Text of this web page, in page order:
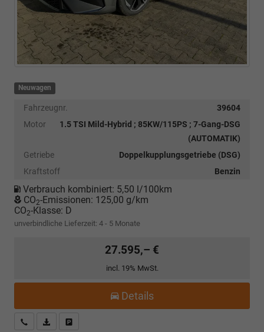
Neuwagen
Fahrzeugnr.
39604
Motor
1.5 TSI Mild-Hybrid ; 85KW/115PS ; 7-Gang-DSG
(AUTOMATIK)
Getriebe
Doppelkupplungsgetriebe (DSG)
Kraftstoff
Benzin
Verbrauch kombiniert: 5,50 l/100km
CO2-Emissionen: 125,00 g/km
CO2-Klasse: D
unverbindliche Lieferzeit: 4 - 5 Monate
27.595,– €
incl. 19% MwSt.
Details
Kostenloser Rückruf-Service
PDF-Datei, Fahrzeugexposé drucken